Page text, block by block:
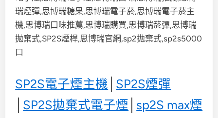
SP2S電子煙主機 SP2S煙彈
SP2S拋棄式電子煙 sp2S max煙